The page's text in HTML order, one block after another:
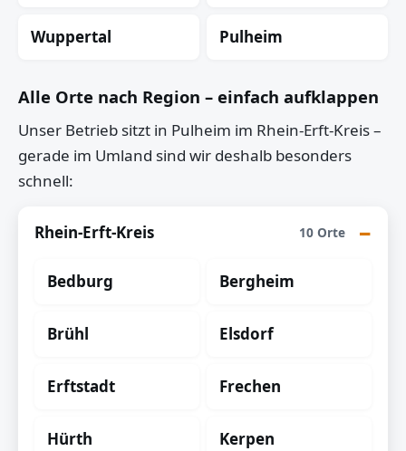
Wuppertal Pulheim
Alle Orte nach Region – einfach aufklappen
Unser Betrieb sitzt in Pulheim im Rhein-Erft-Kreis –
gerade im Umland sind wir deshalb besonders
schnell:
Rhein-Erft-Kreis 10 Orte
Bedburg Bergheim
Brühl Elsdorf
Erftstadt Frechen
Hürth Kerpen